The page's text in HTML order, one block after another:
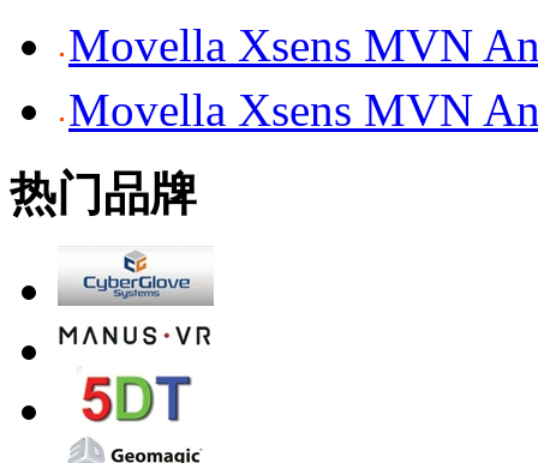
Movella Xsens MVN
Movella Xsens MVN
热门品牌